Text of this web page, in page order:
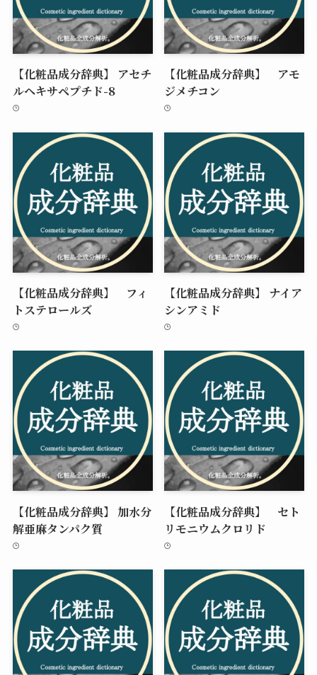
【化粧品成分辞典】 アセチ
ルヘキサペプチド-8
【化粧品成分辞典】 アモ
ジメチコン
【化粧品成分辞典】 フィ
トステロールズ
【化粧品成分辞典】 ナイア
シンアミド
【化粧品成分辞典】 加水分
解亜麻タンパク質
【化粧品成分辞典】 セト
リモニウムクロリド